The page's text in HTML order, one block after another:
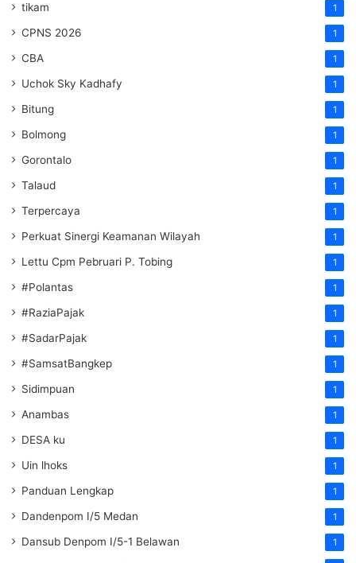
tikam 1
CPNS 2026 1
CBA 1
Uchok Sky Kadhafy 1
Bitung 1
Bolmong 1
Gorontalo 1
Talaud 1
Terpercaya 1
Perkuat Sinergi Keamanan Wilayah 1
Lettu Cpm Pebruari P. Tobing 1
#Polantas 1
#RaziaPajak 1
#SadarPajak 1
#SamsatBangkep 1
Sidimpuan 1
Anambas 1
DESA ku 1
Uin lhoks 1
Panduan Lengkap 1
Dandenpom I/5 Medan 1
Dansub Denpom I/5-1 Belawan 1